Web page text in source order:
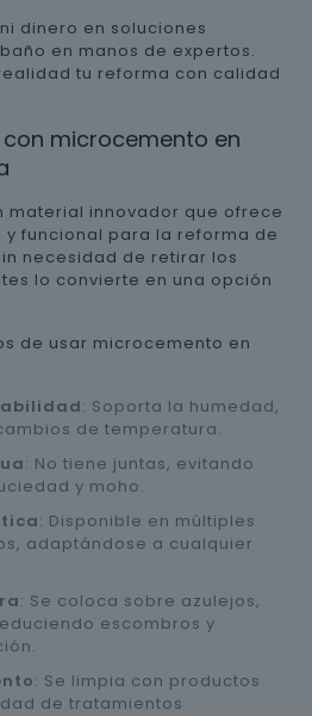
dinero en soluciones
en manos de expertos.
tu reforma con calidad
microcemento en
material innovador que ofrece
funcional para la reforma de
necesidad de retirar los
lo convierte en una opción
de usar microcemento en
: Soporta la humedad,
de temperatura.
: No tiene juntas, evitando
y moho.
: Disponible en múltiples
adaptándose a cualquier
: Se coloca sobre azulejos,
escombros y
: Se limpia con productos
de tratamientos